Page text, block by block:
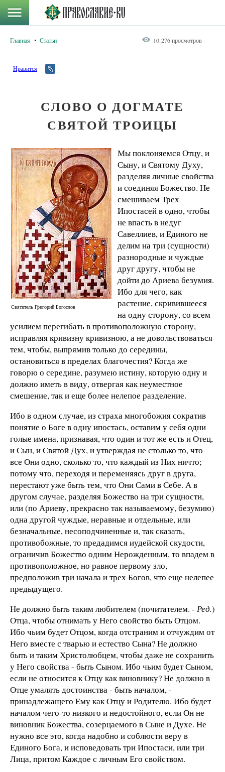
Главная Статьи 10 276 просмотров
Нравится
СЛОВО О ДОГМАТЕ
СВЯТОЙ ТРОИЦЫ
Святитель Григорий Богослов
Мы поклоняемся Отцу, и
Сыну, и Святому Духу,
разделяя личные свойства
и соединяя Божество. Не
смешиваем Трех
Ипостасей в одно, чтобы
не впасть в недуг
Савеллиев, и Единого не
делим на три (сущности)
разнородные и чуждые
друг другу, чтобы не
дойти до Ариева безумия.
Ибо для чего, как
растение, скривившееся
на одну сторону, со всем
усилием перегибать в противоположную сторону,
исправляя кривизну кривизною, а не довольствоваться
тем, чтобы, выпрямив только до середины,
остановиться в пределах благочестия? Когда же
говорю о середине, разумею истину, которую одну и
должно иметь в виду, отвергая как неуместное
смешение, так и еще более нелепое разделение.
Ибо в одном случае, из страха многобожия сократив
понятие о Боге в одну ипостась, оставим у себя одни
голые имена, признавая, что один и тот же есть и Отец,
и Сын, и Святой Дух, и утверждая не столько то, что
все Они одно, сколько то, что каждый из Них ничто;
потому что, переходя и переменяясь друг в друга,
перестают уже быть тем, что Они Сами в Себе. А в
другом случае, разделяя Божество на три сущности,
или (по Ариеву, прекрасно так называемому, безумию)
одна другой чуждые, неравные и отдельные, или
безначальные, несоподчиненные и, так сказать,
противобожные, то предадимся иудейской скудости,
ограничив Божество одним Нерожденным, то впадем в
противоположное, но равное первому зло,
предположив три начала и трех Богов, что еще нелепее
предыдущего.
Не должно быть таким любителем (почитателем. - Ред.)
Отца, чтобы отнимать у Него свойство быть Отцом.
Ибо чьим будет Отцом, когда отстраним и отчуждим от
Него вместе с тварью и естество Сына? Не должно
быть и таким Христолюбцем, чтобы даже не сохранить
у Него свойства - быть Сыном. Ибо чьим будет Сыном,
если не относится к Отцу как виновнику? Не должно в
Отце умалять достоинства - быть началом, -
принадлежащего Ему как Отцу и Родителю. Ибо будет
началом чего-то низкого и недостойного, если Он не
виновник Божества, созерцаемого в Сыне и Духе. Не
нужно все это, когда надобно и соблюсти веру в
Единого Бога, и исповедовать три Ипостаси, или три
Лица, притом Каждое с личным Его свойством.